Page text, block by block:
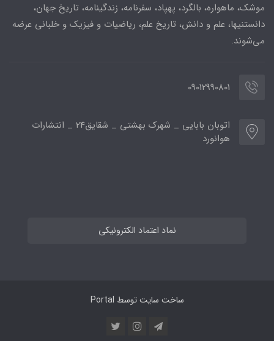
موشک، ماهواره، بالگرد، پهپاد، سفرنامه، زندگینامه، تاریخ جهان،
دانستنیها، علم و دانش، تاریخ علم، ریاضیات و فیزیک و خلبانی عرضه
می‌شوند.
09012990801
اتوبان بابایی _ شهرک بهشتی _ شقایق24 _ انتشارات
هوانورد
نماد اعتماد الکترونیکی
ساخت سایت توسط Portal